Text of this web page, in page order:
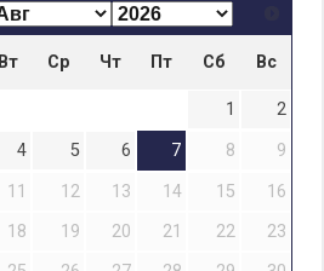
Вт Ср Чт Пт Сб Вс
1
2
4 5 6 7 8
9
11 12 13 14 15
16
18 19 20 21 22
23